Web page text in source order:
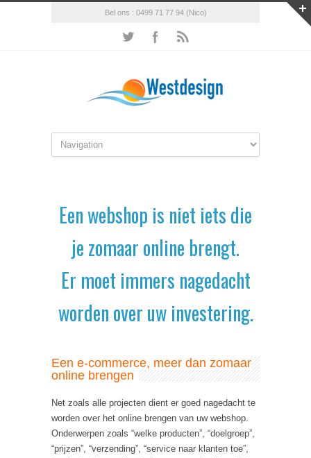
Bel ons : 0499 71 77 94 (Nico)
Een webshop is niet iets die
je zomaar online brengt.
Er moet immers nagedacht
worden over uw investering.
Een e-commerce, meer dan zomaar
online brengen
Net zoals alle projecten dient er goed nagedacht te
worden over het online brengen van uw webshop.
Onderwerpen zoals “welke producten”, “doelgroep”,
“prijzen”, “verzending”, “service naar klanten toe”,